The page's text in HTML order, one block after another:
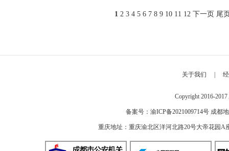
1 2 3 4 5 6 7 8 9 10 11 12 下一页 尾
关于我们
Copyright 2016-
备案号： 渝ICP备2021009714号 成都
重庆地址：重庆渝北区洋河北路20号大帝花园A